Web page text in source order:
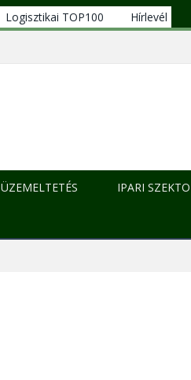
Logisztikai TOP100
Hírlevél
ÜZEMELTETÉS IPARI